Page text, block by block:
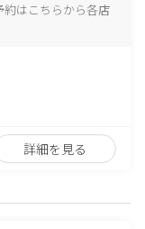
はこちらから各店
詳細を見る